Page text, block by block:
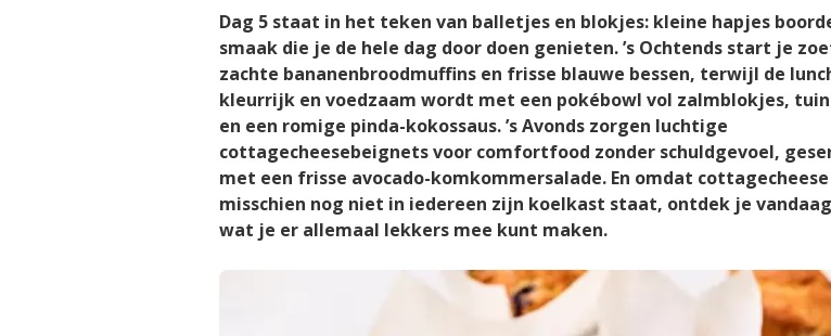
Dag 5 staat in het teken van balletjes en blokjes: kleine hapjes
smaak die je de hele dag door doen genieten. ’s Ochtends start je
zachte bananenbroodmuffins en frisse blauwe bessen, terwijl de
kleurrijk en voedzaam wordt met een pokébowl vol zalmblokjes,
en een romige pinda-kokossaus. ’s Avonds zorgen luchtige
cottagecheesebeignets voor comfortfood zonder schuldgevoel,
met een frisse avocado-komkommersalade. En omdat cottagecheese
misschien nog niet in iedereen zijn koelkast staat, ontdek je
wat je er allemaal lekkers mee kunt maken.